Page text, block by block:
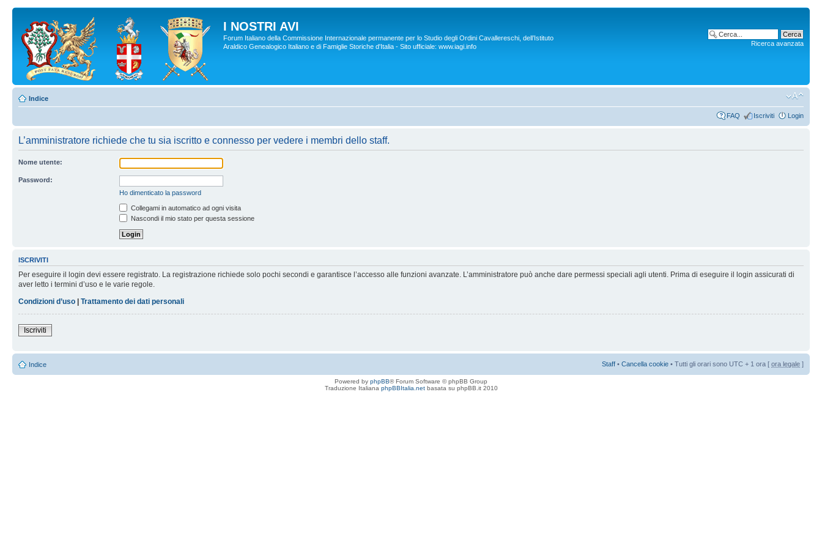
I NOSTRI AVI
Forum Italiano della Commissione Internazionale permanente per lo Studio degli Ordini Cavallereschi, dell’Istituto
Araldico Genealogico Italiano e di Famiglie Storiche d'Italia - Sito ufficiale: www.iagi.info
Ricerca avanzata
Indice
FAQ Iscriviti Login
L’amministratore richiede che tu sia iscritto e connesso per vedere i membri dello staff.
Nome utente:
Password:
Ho dimenticato la password
Collegami in automatico ad ogni visita
Nascondi il mio stato per questa sessione
ISCRIVITI
Per eseguire il login devi essere registrato. La registrazione richiede solo pochi secondi e garantisce l’accesso alle funzioni avanzate. L’amministratore può anche dare permessi speciali agli utenti. Prima di eseguire il login assicurati di
aver letto i termini d’uso e le varie regole.
Condizioni d’uso | Trattamento dei dati personali
Iscriviti
Indice Staff • Cancella cookie • Tutti gli orari sono UTC + 1 ora [ ora legale ]
Powered by phpBB® Forum Software © phpBB Group
Traduzione Italiana phpBBItalia.netbasata su phpBB.it 2010